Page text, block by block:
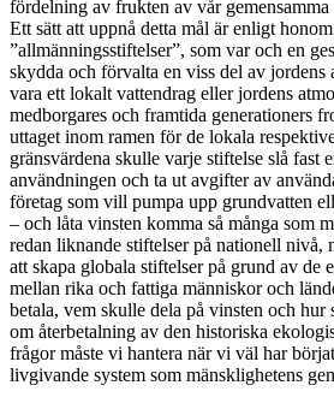
fördelning av frukten av vår
Ett sätt att uppnå detta mål är enligt
”allmänningsstiftelser”, som var och en
skydda och förvalta en viss del av jordens
vara ett lokalt vattendrag eller jordens
medborgares och framtida generationers
uttaget inom ramen för de lokala
gränsvärdena skulle varje stiftelse slå fast
användningen och ta ut avgifter av
företag som vill pumpa upp grundvatten
– och låta vinsten komma så många som
redan liknande stiftelser på nationell nivå,
att skapa globala stiftelser på grund av de
mellan rika och fattiga människor och
betala, vem skulle dela på vinsten och hur
om återbetalning av den historiska
frågor måste vi hantera när vi väl har
livgivande system som mänsklighetens